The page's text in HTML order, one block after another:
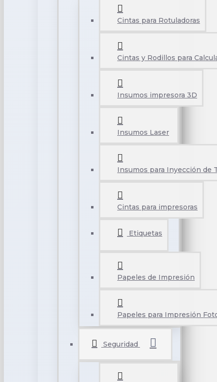
Cintas para Rotuladoras
Cintas y Rodillos para
Insumos impresora 3D
Insumos Laser
Insumos para Inyección de
Cintas para impresoras
Etiquetas
Papeles de Impresión
Papeles para Impresión
Seguridad